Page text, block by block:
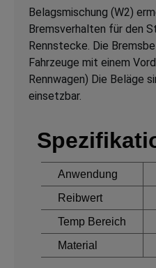
Belagsmischung (W2)
Bremsverhalten für den
Rennstecke. Die
Fahrzeuge mit einem
Rennwagen) Die Beläge
einsetzbar.
Anwendung
Reibwert
Temp Bereich
Material